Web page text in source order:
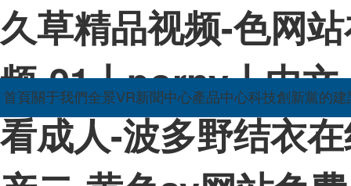
久草精品视频-色网
频-91丨porny丨中
看成人-波多野结衣
首頁關于我們全景VR新聞中心產品中心科技創新黨的建